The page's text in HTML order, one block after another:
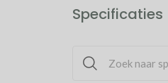
Specificaties